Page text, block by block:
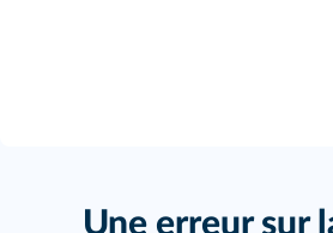
Une erreur sur